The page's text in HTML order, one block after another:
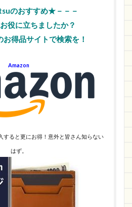
のおすすめ★－－－
役に立ちましたか？
得品サイトで検索を！
Amazon
すると更にお得！意外と皆さん知らない
はず。